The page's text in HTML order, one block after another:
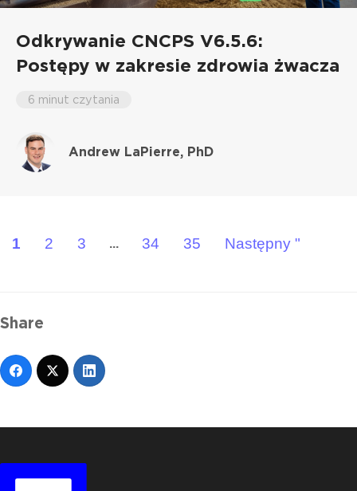
Odkrywanie CNCPS V6.5.6:
Postępy w zakresie zdrowia żwacza
6 minut czytania
Andrew LaPierre, PhD
1 2 3 ... 34 35 Następny "
Share